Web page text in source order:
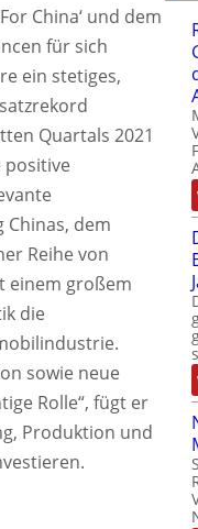
China‘ und dem
für sich
ein stetiges,
Quartals 2021
positive
dem
Reihe von
einem großem
die
sowie neue
Rolle“, fügt er
Produktion und